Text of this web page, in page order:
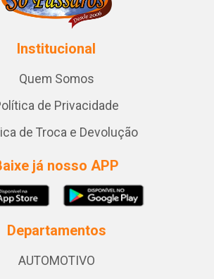
Institucional
Quem Somos
de Privacidade
de Troca e Devolução
já nosso APP
Departamentos
AUTOMOTIVO